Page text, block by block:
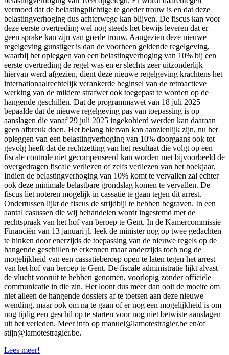
vermoed dat de belastingplichtige te goeder trouw is en dat deze
belastingverhoging dus achterwege kan blijven. De fiscus kan voor
deze eerste overtreding wel nog steeds het bewijs leveren dat er
geen sprake kan zijn van goede trouw. Aangezien deze nieuwe
regelgeving gunstiger is dan de voorheen geldende regelgeving,
waarbij het opleggen van een belastingverhoging van 10% bij een
eerste overtreding de regel was en er slechts zeer uitzonderlijk
hiervan werd afgezien, dient deze nieuwe regelgeving krachtens het
internationaalrechtelijk verankerde beginsel van de retroactieve
werking van de mildere strafwet ook toegepast te worden op de
hangende geschillen. Dat de programmawet van 18 juli 2025
bepaalde dat de nieuwe regelgeving pas van toepassing is op
aanslagen die vanaf 29 juli 2025 ingekohierd werden kan daaraan
geen afbreuk doen. Het belang hiervan kan aanzienlijk zijn, nu het
opleggen van een belastingverhoging van 10% doorgaans ook tot
gevolg heeft dat de rechtzetting van het resultaat die volgt op een
fiscale controle niet gecompenseerd kan worden met bijvoorbeeld de
overgedragen fiscale verliezen of zelfs verliezen van het boekjaar.
Indien de belastingverhoging van 10% komt te vervallen zal echter
ook deze minimale belastbare grondslag komen te vervallen. De
fiscus liet noteren mogelijk in cassatie te gaan tegen dit arrest.
Ondertussen lijkt de fiscus de strijdbijl te hebben begraven. In een
aantal casussen die wij behandelen wordt ingestemd met de
rechtspraak van het hof van beroep te Gent. In de Kamercommissie
Financiën van 13 januari jl. leek de minister nog op twee gedachten
te hinken door enerzijds de toepassing van de nieuwe regels op de
hangende geschillen te erkennen maar anderzijds toch nog de
mogelijkheid van een cassatieberoep open te laten tegen het arrest
van het hof van beroep te Gent. De fiscale administratie lijkt alvast
de vlucht vooruit te hebben genomen, voorlopig zonder officiële
communicatie in die zin. Het loont dus meer dan ooit de moeite om
niet alleen de hangende dossiers af te toetsen aan deze nieuwe
wending, maar ook om na te gaan of er nog een mogelijkheid is om
nog tijdig een geschil op te starten voor nog niet betwiste aanslagen
uit het verleden. Meer info op manuel@lamotestragier.be en/of
stijn@lamotestragier.be.
Lees meer!